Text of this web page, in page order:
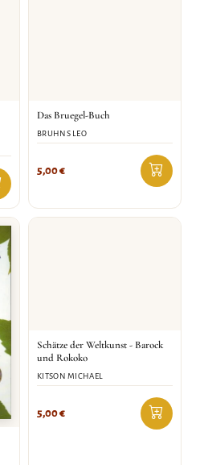
Das Bruegel-Buch
BRUHNS LEO
5,00€
Schätze der Weltkunst - Barock
und Rokoko
KITSON MICHAEL
5,00€